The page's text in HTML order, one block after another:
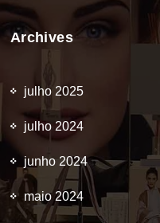
Archives
julho 2025
julho 2024
junho 2024
maio 2024